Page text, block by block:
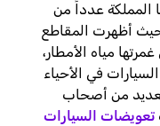
المملكة عدداً من
حيث أظهرت المقاطع
مياه الأمطار،
في الأحياء
من أصحاب
تعويضات السيارات